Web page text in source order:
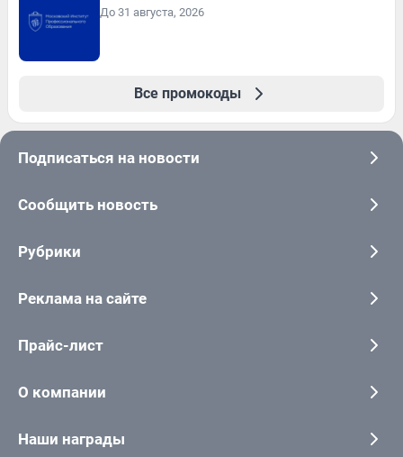
До 31 августа, 2026
Все промокоды
Подписаться на новости
Сообщить новость
Рубрики
Реклама на сайте
Прайс-лист
О компании
Наши награды